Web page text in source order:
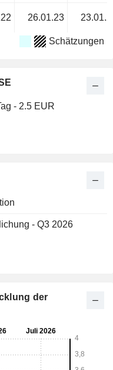
26.01.23
Schätzungen
- 2.5 EUR
- Q3 2026
der